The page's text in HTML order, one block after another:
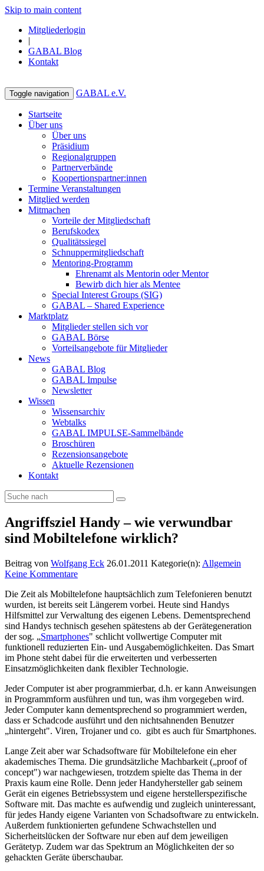
Skip to main content
Mitgliederlogin
|
GABAL Blog
Kontakt
Toggle navigation GABAL e.V.
Startseite
Über uns
Über uns
Präsidium
Regionalgruppen
Partnerverbände
Koopertionspartner:innen
Termine Veranstaltungen
Mitglied werden
Mitmachen
Vorteile der Mitgliedschaft
Berufskodex
Qualitätssiegel
Schnuppermitgliedschaft
Mentoring-Programm
Ehrenamt als Mentorin oder Mentor
Bewirb dich hier als Mentee
Special Interest Groups (SIG)
GABAL – Shared Experience
Marktplatz
Mitglieder stellen sich vor
GABAL Börse
Vorteilsangebote für Mitglieder
News
GABAL Blog
GABAL Impulse
Newsletter
Wissen
Wissensarchiv
Webtalks
GABAL IMPULSE-Sammelbände
Broschüren
Rezensionsangebote
Aktuelle Rezensionen
Kontakt
Angriffsziel Handy – wie verwundbar
sind Mobiltelefone wirklich?
Beitrag von Wolfgang Eck 26.01.2011 Kategorie(n): Allgemein
Keine Kommentare
Die Zeit als Mobiltelefone hauptsächlich zum Telefonieren benutzt
wurden, ist bereits seit Längerem vorbei. Heute sind Handys
Hilfsmittel zur Verwaltung des eigenen Lebens. Dementsprechend
sind Handys technisch gesehen spätestens ab der Gerätegeneration
der sog. „Smartphones" schlicht vollwertige Computer mit
funktionell reduzierten Ein- und Ausgabemöglichkeiten. Das Smart
im Phone steht dabei für die erweiterten und verbesserten
Einsatzmöglichkeiten dank flexibler Technologie.
Jeder Computer ist aber programmierbar, d.h. er kann Anweisungen
in Programmform ausführen und tun, was ihm vorgegeben wird.
Jeder Computer kann dementsprechend so programmiert werden,
dass er Schadcode ausführt und den nichtsahnenden Benutzer
„hintergeht". Viren, Trojaner und co. gibt es auch für Smartphones.
Lange Zeit aber war Schadsoftware für Mobiltelefone ein eher
akademisches Thema. Die grundsätzliche Machbarkeit („proof of
concept") war nachgewiesen, trotzdem spielte das Thema in der
Praxis kaum eine Rolle. Denn jeder Handyhersteller gab seinem
Gerät ein eigenes Betriebssystem und eigene herstellerspezifische
Software mit. Das machte es aufwendig und zugleich uninteressant,
für jedes Handy eigene Varianten von Schadsoftware zu entwickeln.
Außerdem funktionierten gefundene Schwachstellen und
Sicherheitslücken der Software nur eben auf dem jeweiligen
Gerätetyp. Zudem war das Spektrum an Möglichkeiten der so
gehackten Geräte überschaubar.